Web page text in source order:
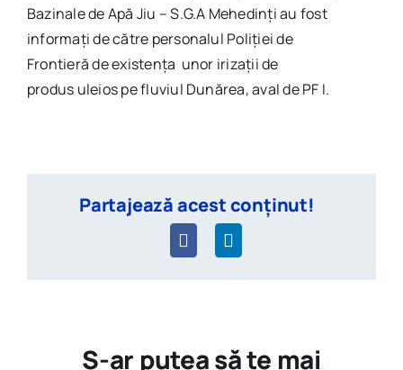
Bazinale de Apă Jiu – S.G.A Mehedinți au fost
informați de către personalul Poliției de
Frontieră de existența unor irizații de
produs uleios pe fluviul Dunărea, aval de PF I.
Partajează acest conținut!
S-ar putea să te mai